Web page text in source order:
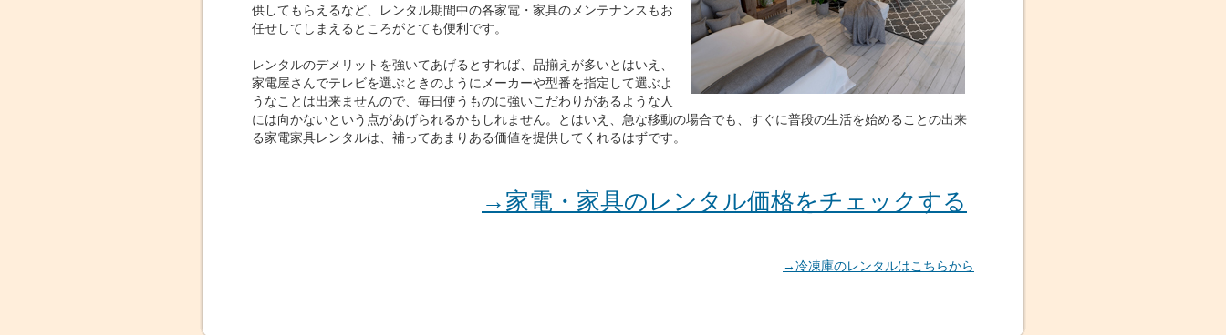
供してもらえるなど、レンタル期間中の各家電・家具のメンテナンスもお
任せしてしまえるところがとても便利です。
レンタルのデメリットを強いてあげるとすれば、品揃えが多いとはいえ、
家電屋さんでテレビを選ぶときのようにメーカーや型番を指定して選ぶよ
うなことは出来ませんので、毎日使うものに強いこだわりがあるような人
には向かないという点があげられるかもしれません。とはいえ、急な移動の場合でも、すぐに普段の生活を始めることの出来
る家電家具レンタルは、補ってあまりある価値を提供してくれるはずです。
→家電・家具のレンタル価格をチェックする
→冷凍庫のレンタルはこちらから